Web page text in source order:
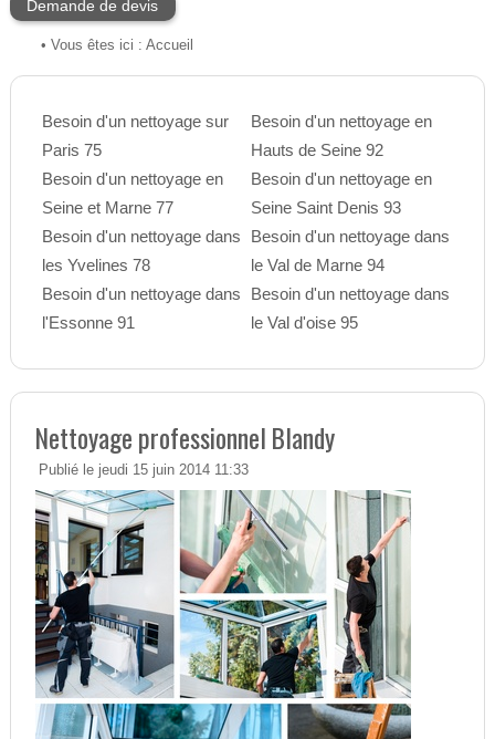
Demande de devis
• Vous êtes ici : Accueil
Besoin d'un nettoyage sur
Paris 75
Besoin d'un nettoyage en
Seine et Marne 77
Besoin d'un nettoyage dans
les Yvelines 78
Besoin d'un nettoyage dans
l'Essonne 91
Besoin d'un nettoyage en
Hauts de Seine 92
Besoin d'un nettoyage en
Seine Saint Denis 93
Besoin d'un nettoyage dans
le Val de Marne 94
Besoin d'un nettoyage dans
le Val d'oise 95
Nettoyage professionnel Blandy
Publié le jeudi 15 juin 2014 11:33